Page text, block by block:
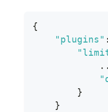
{
"plugins" :
}
}